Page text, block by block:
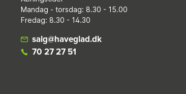
Mandag - torsdag: 8.30 - 15.00
Fredag: 8.30 - 14.30
salg@haveglad.dk
70 27 27 51